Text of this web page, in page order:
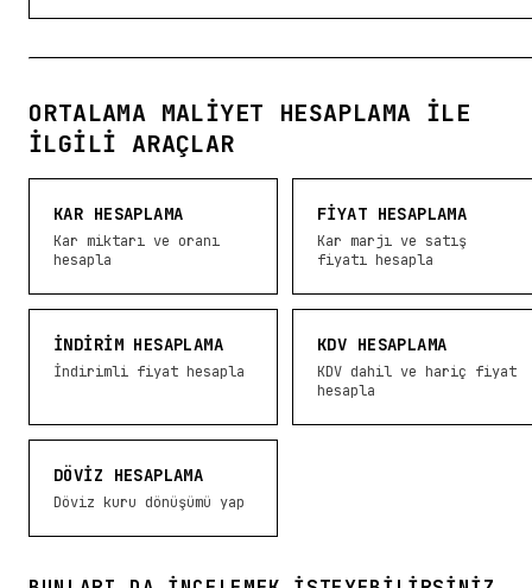
ORTALAMA MALIYET HESAPLAMA ILE
İLGILI ARAÇLAR
KAR HESAPLAMA
Kar miktarı ve oranı
hesapla
FIYAT HESAPLAMA
Kar marjı ve satış
fiyatı hesapla
İNDIRIM HESAPLAMA
İndirimli fiyat hesapla
KDV HESAPLAMA
KDV dahil ve hariç fiyat
hesapla
DÖVIZ HESAPLAMA
Döviz kuru dönüşümü yap